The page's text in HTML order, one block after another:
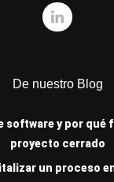
De nuestro Blog
software y por qué
proyecto cerrado
un proceso